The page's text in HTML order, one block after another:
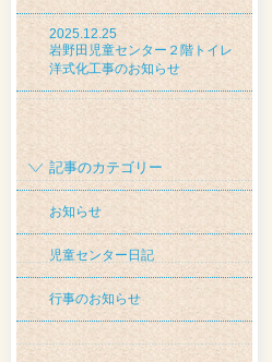
2025.12.25
岩野田児童センター２階トイレ
洋式化工事のお知らせ
記事のカテゴリー
お知らせ
児童センター日記
行事のお知らせ